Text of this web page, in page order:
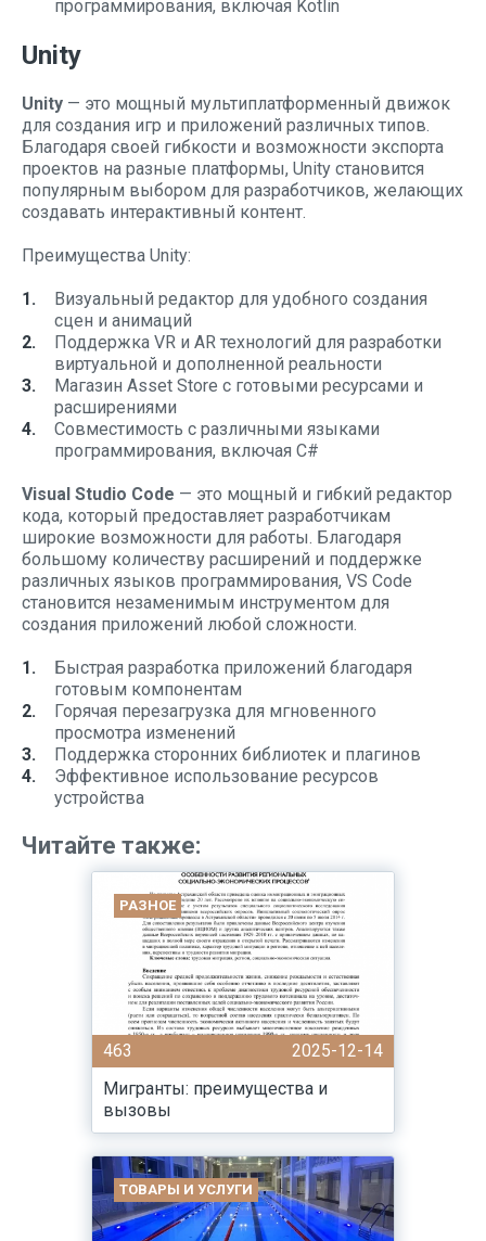
программирования, включая Kotlin
Unity
Unity — это мощный мультиплатформенный движок
для создания игр и приложений различных типов.
Благодаря своей гибкости и возможности экспорта
проектов на разные платформы, Unity становится
популярным выбором для разработчиков, желающих
создавать интерактивный контент.
Преимущества Unity:
Визуальный редактор для удобного создания
сцен и анимаций
Поддержка VR и AR технологий для разработки
виртуальной и дополненной реальности
Магазин Asset Store с готовыми ресурсами и
расширениями
Совместимость с различными языками
программирования, включая C#
Visual Studio Code — это мощный и гибкий редактор
кода, который предоставляет разработчикам
широкие возможности для работы. Благодаря
большому количеству расширений и поддержке
различных языков программирования, VS Code
становится незаменимым инструментом для
создания приложений любой сложности.
Быстрая разработка приложений благодаря
готовым компонентам
Горячая перезагрузка для мгновенного
просмотра изменений
Поддержка сторонних библиотек и плагинов
Эффективное использование ресурсов
устройства
Читайте также:
РАЗНОЕ
463
2025-12-14
Мигранты: преимущества и
вызовы
ТОВАРЫ И УСЛУГИ